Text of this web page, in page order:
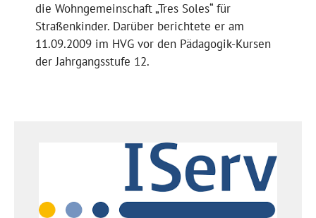
die Wohngemeinschaft „Tres Soles“ für
Straßenkinder. Darüber berichtete er am
11.09.2009 im HVG vor den Pädagogik-Kursen
der Jahrgangsstufe 12.